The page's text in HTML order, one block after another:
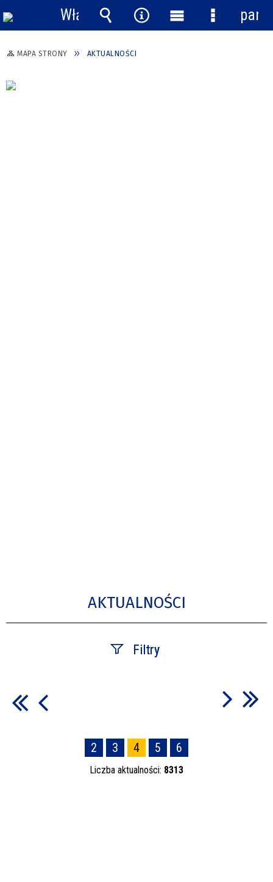
MAPA STRONY AKTUALNOŚCI
AKTUALNOŚCI
Filtry
—
2 3 4 5 6
Liczba aktualności: 8313
Włącz
powiadomienia
Wyszukiwarka
Narzędzia
MenuMenu
panel